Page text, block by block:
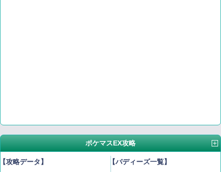
ポケマスEX攻略
攻略データ】
【バディーズ一覧】